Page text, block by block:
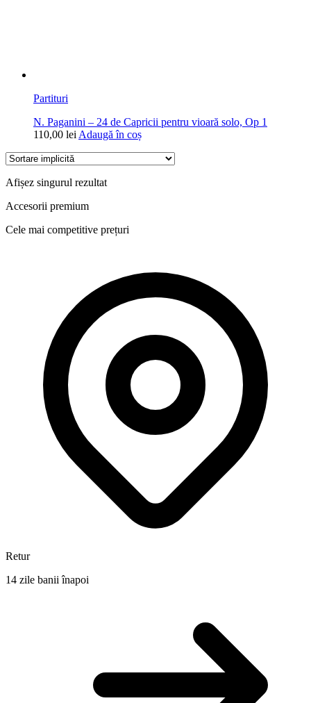
Partituri
N. Paganini – 24 de Capricii pentru vioară solo, Op 1
110,00 lei Adaugă în coș
Afișez singurul rezultat
Accesorii premium
Cele mai competitive prețuri
Retur
14 zile banii înapoi